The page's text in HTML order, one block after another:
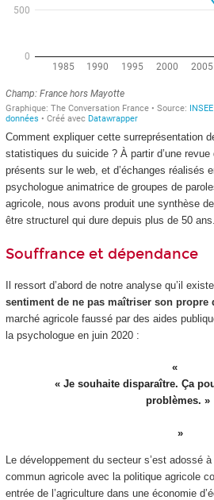
Comment expliquer cette surreprésentation
statistiques du suicide ? À partir d’une
présents sur le web, et d’échanges réalisés
psychologue animatrice de groupes de
agricole, nous avons produit une synthèse
être structurel qui dure depuis plus de 50 ans.
Souffrance et dépendance
Il ressort d’abord de notre analyse qu’il
sentiment de ne pas maîtriser son propre
marché agricole faussé par des aides
la psychologue en juin 2020 :
« Je souhaite disparaître. Ça
problèmes. »
Le développement du secteur s’est adossé
commun agricole avec la politique agricole
entrée de l’agriculture dans une économie